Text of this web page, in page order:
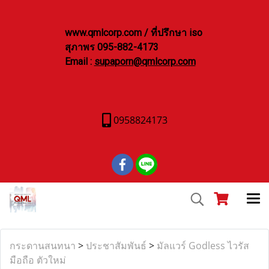
www.qmlcorp.com / ที่ปรึกษา iso
สุภาพร 095-882-4173
Email : supaporn@qmlcorp.com
0958824173
กระดานสนทนา > ประชาสัมพันธ์ > มัลแวร์ Godless ไวรัส
มือถือ ตัวใหม่